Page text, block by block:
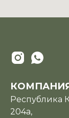
КОМПАНИЯ
Республика
204а,